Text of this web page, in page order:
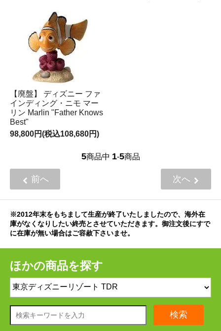
【廃盤】 ディズニー ファ
インディング・ニモ マー
リン Marlin "Father Knows
Best"
98,800円(税込108,680円)
5商品中 1-5商品
前へ 次へ
※2012年末をもちまして生産が終了いたしましたので、海外在
庫がなくなりしたい終売とさせていただきます。御注文後にすで
に在庫が無い場合はご容赦下さいませ。
ほかの商品を探す
検索